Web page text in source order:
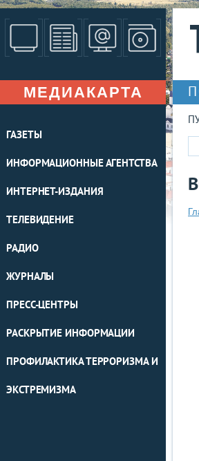
МЕДИАКАРТА
ГАЗЕТЫ
ИНФОРМАЦИОННЫЕ АГЕНТСТВА
ИНТЕРНЕТ-ИЗДАНИЯ
ТЕЛЕВИДЕНИЕ
РАДИО
ЖУРНАЛЫ
ПРЕСС-ЦЕНТРЫ
РАСКРЫТИЕ ИНФОРМАЦИИ
ПРОФИЛАКТИКА ТЕРРОРИЗМА И
ЭКСТРЕМИЗМА